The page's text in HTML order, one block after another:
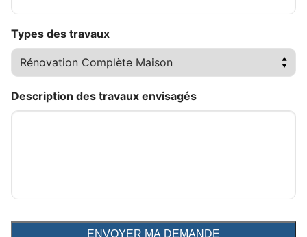
Types des travaux
Description des travaux envisagés